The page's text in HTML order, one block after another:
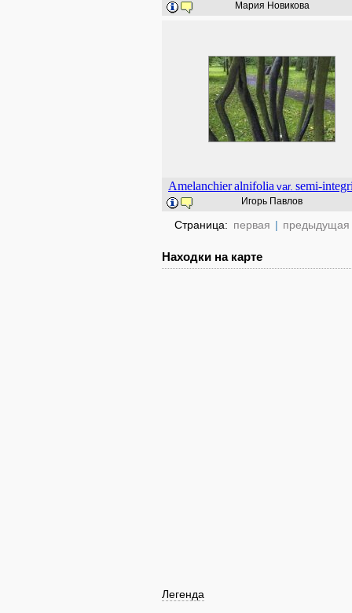
Мария Новикова
Amelanchieralnifolia var. semi-
Игорь Павлов
Страница: первая | предыдущая
Находки на карте
Легенда